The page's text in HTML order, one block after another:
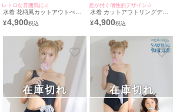
レトロな雰囲気に☆
水着 花柄風カットアウトべっ
甲柄リング付きモノキニビキニ
¥4,900
差が付く個性的デザイン☆
水着 カットアウトリングデザ
イン体型カバーワンピースモノ
キニビキニ
¥4,900
在庫切れ 在庫切れ